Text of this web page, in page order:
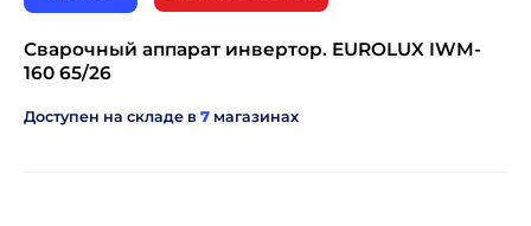
Сварочный аппарат инвертор. EUROLUX IWM-
160 65/26
Доступен на складе в 7 магазинах